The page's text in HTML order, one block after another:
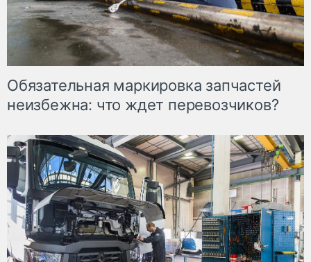
Обязательная маркировка запчастей
неизбежна: что ждет перевозчиков?